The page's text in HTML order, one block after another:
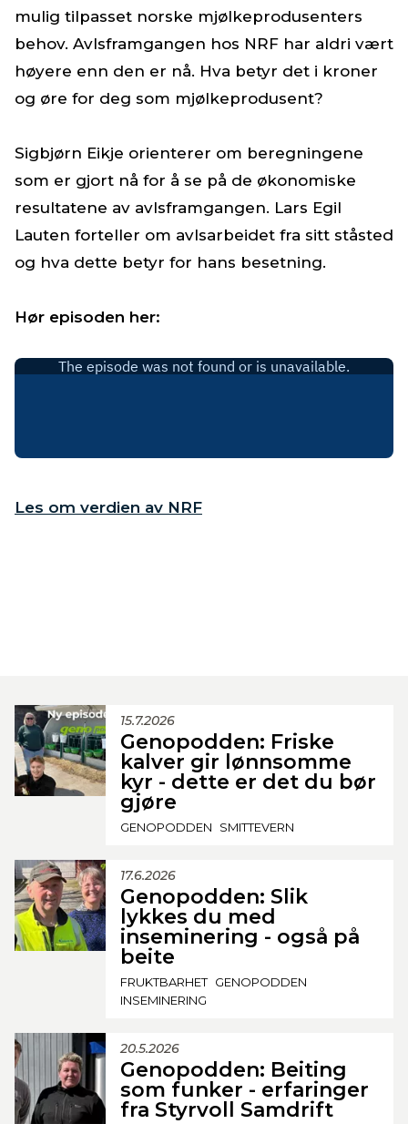
mulig tilpasset norske mjølkeprodusenters
behov. Avlsframgangen hos NRF har aldri vært
høyere enn den er nå. Hva betyr det i kroner
og øre for deg som mjølkeprodusent?
Sigbjørn Eikje orienterer om beregningene
som er gjort nå for å se på de økonomiske
resultatene av avlsframgangen. Lars Egil
Lauten forteller om avlsarbeidet fra sitt ståsted
og hva dette betyr for hans besetning.
Hør episoden her:
Les om verdien av NRF
15.7.2026
Genopodden: Friske
kalver gir lønnsomme
kyr - dette er det du bør
gjøre
GENOPODDEN SMITTEVERN
17.6.2026
Genopodden: Slik
lykkes du med
inseminering - også på
beite
FRUKTBARHET GENOPODDEN
INSEMINERING
20.5.2026
Genopodden: Beiting
som funker - erfaringer
fra Styrvoll Samdrift